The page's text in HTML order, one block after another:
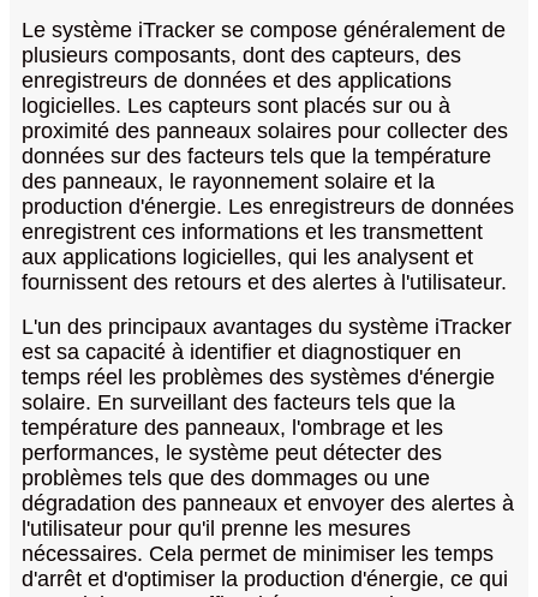
Le système iTracker se compose généralement de
plusieurs composants, dont des capteurs, des
enregistreurs de données et des applications
logicielles. Les capteurs sont placés sur ou à
proximité des panneaux solaires pour collecter des
données sur des facteurs tels que la température
des panneaux, le rayonnement solaire et la
production d'énergie. Les enregistreurs de données
enregistrent ces informations et les transmettent
aux applications logicielles, qui les analysent et
fournissent des retours et des alertes à l'utilisateur.
L'un des principaux avantages du système iTracker
est sa capacité à identifier et diagnostiquer en
temps réel les problèmes des systèmes d'énergie
solaire. En surveillant des facteurs tels que la
température des panneaux, l'ombrage et les
performances, le système peut détecter des
problèmes tels que des dommages ou une
dégradation des panneaux et envoyer des alertes à
l'utilisateur pour qu'il prenne les mesures
nécessaires. Cela permet de minimiser les temps
d'arrêt et d'optimiser la production d'énergie, ce qui